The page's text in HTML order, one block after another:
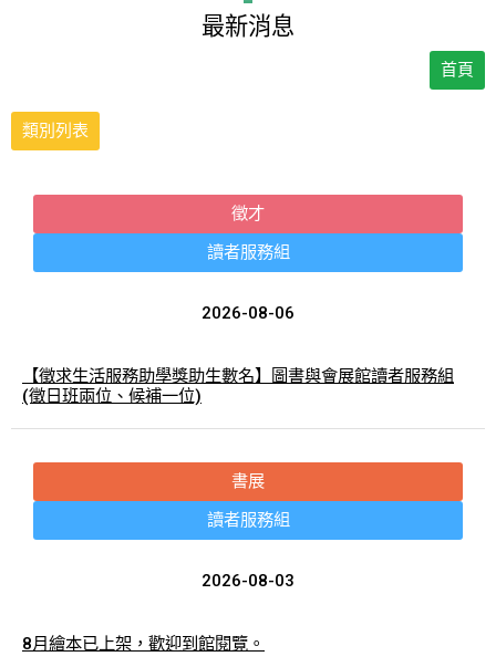
最新消息
首頁
類別列表
徵才
讀者服務組
2026-08-06
【徵求生活服務助學獎助生數名】圖書與會展館讀者服務組
(徵日班兩位、候補一位)
書展
讀者服務組
2026-08-03
8月繪本已上架，歡迎到館閱覽。